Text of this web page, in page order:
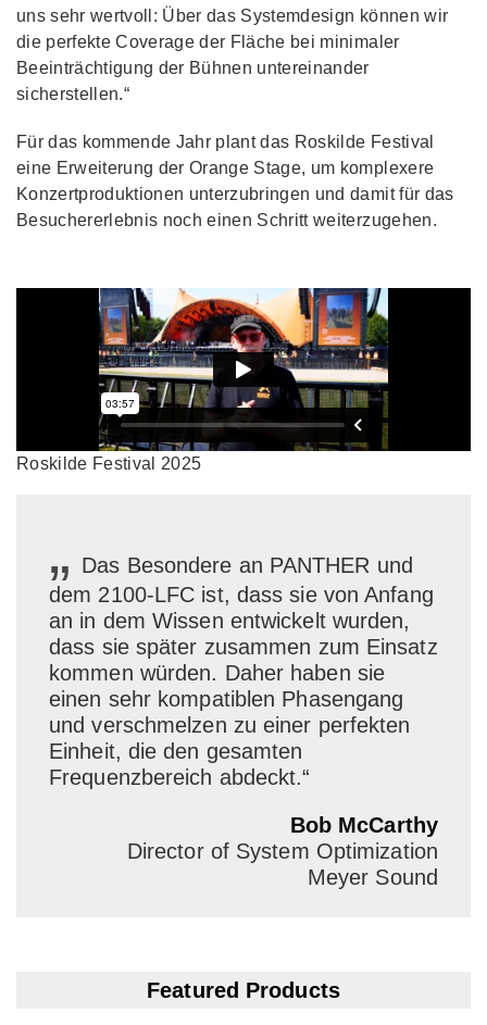
uns sehr wertvoll: Über das Systemdesign können wir
die perfekte Coverage der Fläche bei minimaler
Beeinträchtigung der Bühnen untereinander
sicherstellen.“
Für das kommende Jahr plant das Roskilde Festival
eine Erweiterung der Orange Stage, um komplexere
Konzertproduktionen unterzubringen und damit für das
Besuchererlebnis noch einen Schritt weiterzugehen.
Roskilde Festival 2025
„ Das Besondere an PANTHER und
dem 2100-LFC ist, dass sie von Anfang
an in dem Wissen entwickelt wurden,
dass sie später zusammen zum Einsatz
kommen würden. Daher haben sie
einen sehr kompatiblen Phasengang
und verschmelzen zu einer perfekten
Einheit, die den gesamten
Frequenzbereich abdeckt.“
Bob McCarthy
Director of System Optimization
Meyer Sound
Featured Products